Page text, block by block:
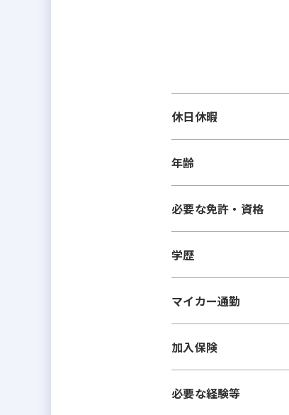
休日休暇
年齢
必要な免許・資格
学歴
マイカー通勤
加入保険
必要な経験等